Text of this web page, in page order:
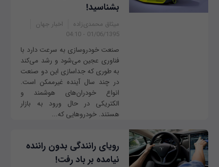
بشناسید!
میثاق محمدی‌زاده
اخبار جهان
01/06/1395 - 04:10
صنعت خودروسازی به سرعت دارد با
فناوری عجین می‌شود و رشد می‌کند
به طوری که جداسازی این دو صنعت
در چند سال آینده غیرممکن است.
انواع خودران‌های هوشمند و
الکتریکی در حال ورود به بازار
هستند. خودروهایی که...
رویای رانندگی بدون راننده
نیامده بر باد رفت!